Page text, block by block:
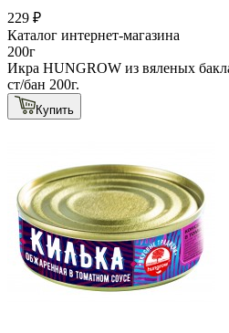
229 ₽
Каталог интернет-магазина
200г
Икра HUNGROW из вяленых
ст/бан 200г.
Купить